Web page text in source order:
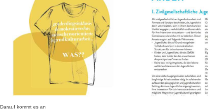
Darauf kommt es an